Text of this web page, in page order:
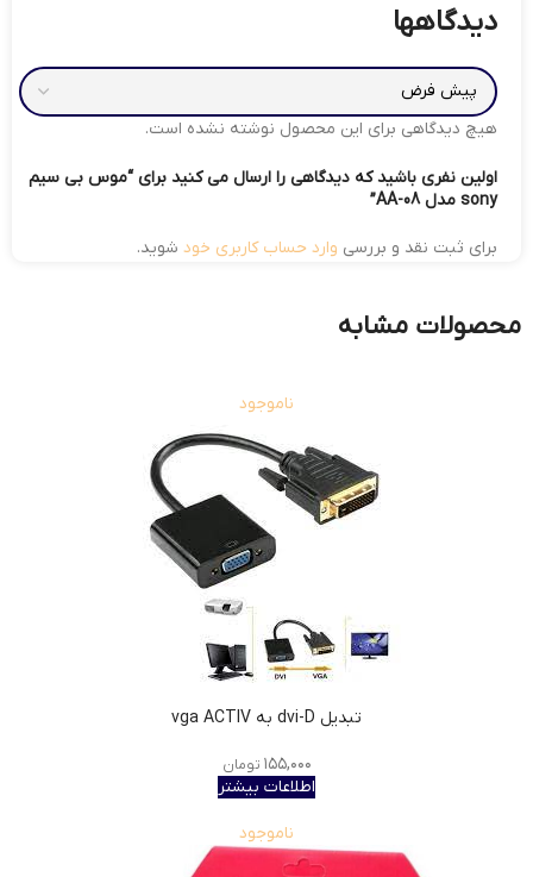
دیدگاهها
هیچ دیدگاهی برای این محصول نوشته نشده است.
اولین نفری باشید که دیدگاهی را ارسال می کنید برای “موس بی سیم
sony مدل AA-08”
برای ثبت نقد و بررسی وارد حساب کاربری خود شوید.
محصولات مشابه
ناموجود
تبدیل dvi-D به vga ACTIV
۱۵۵,۰۰۰ تومان
اطلاعات بیشتر
ناموجود